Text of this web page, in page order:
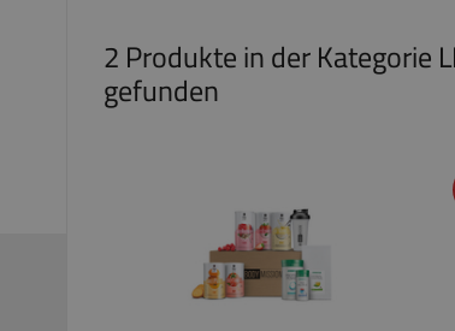
2 Produkte in der Kategorie
gefunden